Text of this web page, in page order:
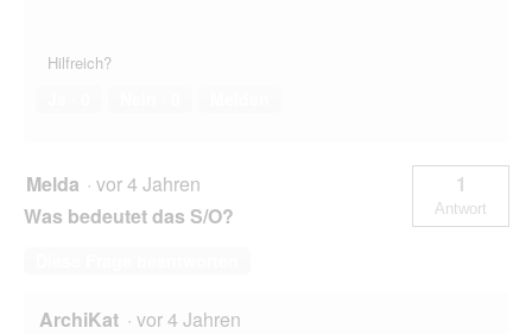
Hilfreich?
Melda · vor 4 Jahren
Was bedeutet das S/O?
1
Antwort
ArchiKat · vor 4 Jahren